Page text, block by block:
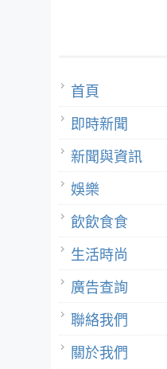
首頁
即時新聞
新聞與資訊
娛樂
飲飲食食
生活時尚
廣告查詢
聯絡我們
關於我們